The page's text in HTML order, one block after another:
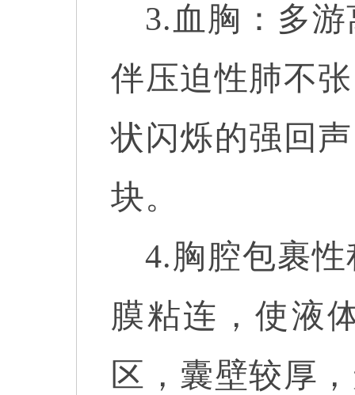
3.血胸：多
伴压迫性肺不
状闪烁的强回
块。
4.胸腔包裹
膜粘连，使液
区，囊壁较厚